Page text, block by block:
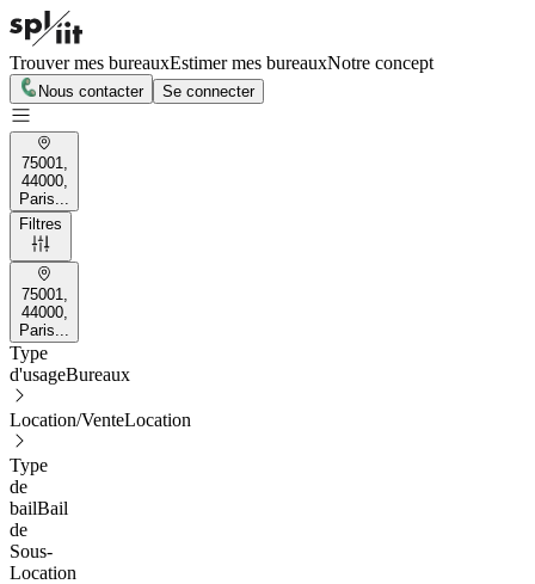
Trouver mes bureauxEstimer mes bureauxNotre concept
Nous contacter Se connecter
75001,
44000,
Paris...
Filtres
75001,
44000,
Paris...
Type
d'usageBureaux
Location/VenteLocation
Type
de
bailBail
de
Sous-
Location